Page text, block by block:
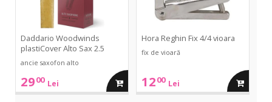
Daddario Woodwinds
plastiCover Alto Sax 2.5
ancie saxofon alto
2900 Lei adauga
Hora Reghin Fix 4/4 vioara
fix de vioară
1200 Lei adauga